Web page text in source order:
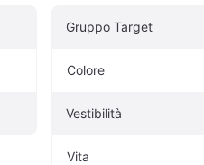
Gruppo Target
Colore
Vestibilità
Vita